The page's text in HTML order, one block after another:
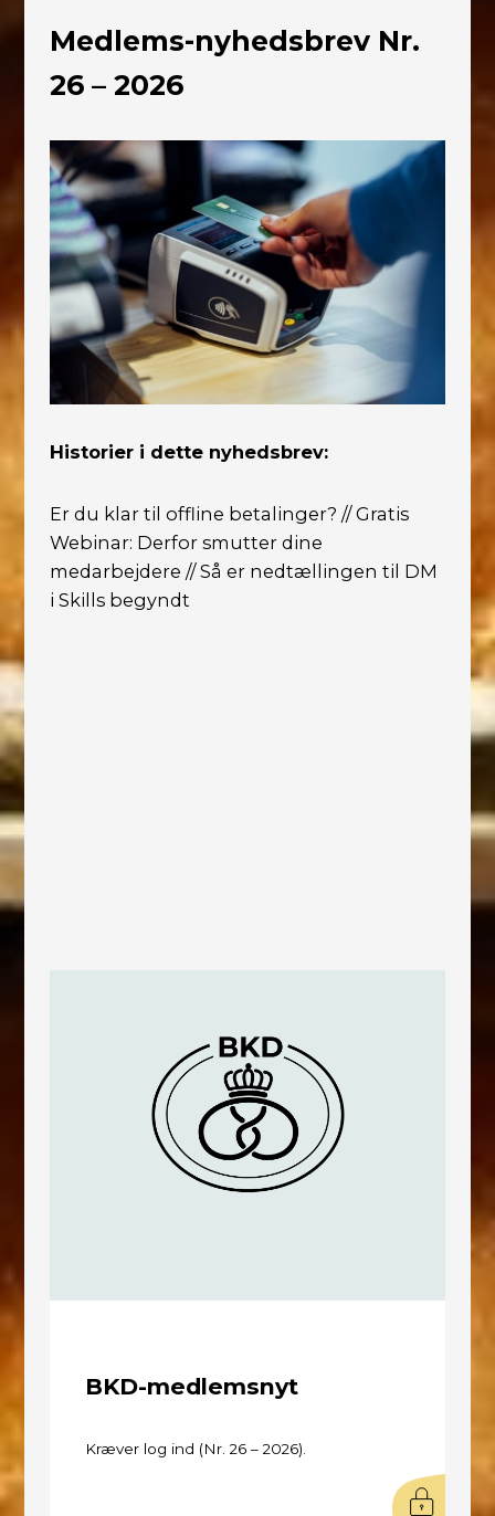
Medlems-nyhedsbrev Nr.
26 – 2026
Historier i dette nyhedsbrev:
Er du klar til offline betalinger? // Gratis
Webinar: Derfor smutter dine
medarbejdere // Så er nedtællingen til DM
i Skills​ begyndt
BKD-medlemsnyt
Kræver log ind (Nr. 26 – 2026).